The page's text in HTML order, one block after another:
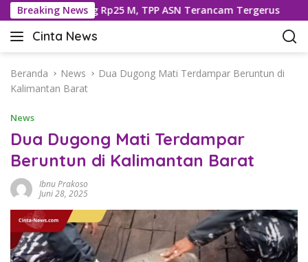
a
Breaking News
Dipotong Rp25 M, TPP ASN Terancam Tergerus
Cinta News
C
n
t
N
e
w
s
K
a
b
a
r
Beranda News
Dua Dugong Mati Terdampar Beruntun di
Kalimantan Barat
News
Dua Dugong Mati Terdampar
Beruntun di Kalimantan Barat
Ibnu Prakoso
Juni 28, 2025